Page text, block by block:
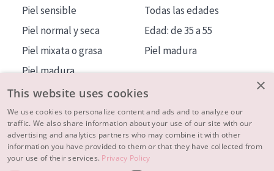
Piel sensible
Piel normal y seca
Piel mixata o grasa
Piel madura
Piel expuesta al sol
Piel menopáusica
Todas las edades
Edad: de 35 a 55
Piel madura
MÁS SOBRE NOSOTROS
INSPIRACIÓN
×
This website uses cookies
We use cookies to personalize content and ads and to analyze our
traffic. We also share information about your use of our site with our
advertising and analytics partners who may combine it with other
information you have provided to them or that they have collected from
your use of their services. Privacy Policy